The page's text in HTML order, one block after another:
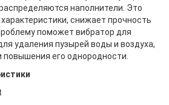
наполнители. Это
снижает прочность
поможет вибратор для
удаления пузырей воды и воздуха,
повышения его однородности.